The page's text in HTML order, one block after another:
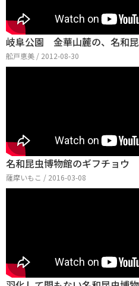
岐阜公園 金華山麓の、名和
舩戸恵美 / 2012-08-30
名和昆虫博物館のギフチョウ
薩摩いもこ / 2016-03-08